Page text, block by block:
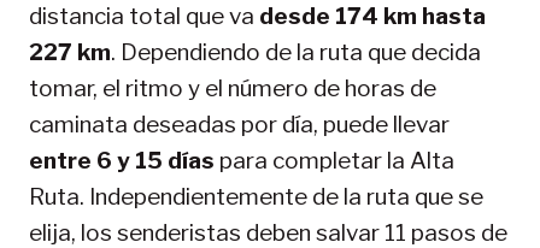
distancia total que va desde 174 km hasta
227 km. Dependiendo de la ruta que decida
tomar, el ritmo y el número de horas de
caminata deseadas por día, puede llevar
entre 6 y 15 días para completar la Alta
Ruta. Independientemente de la ruta que se
elija, los senderistas deben salvar 11 pasos de